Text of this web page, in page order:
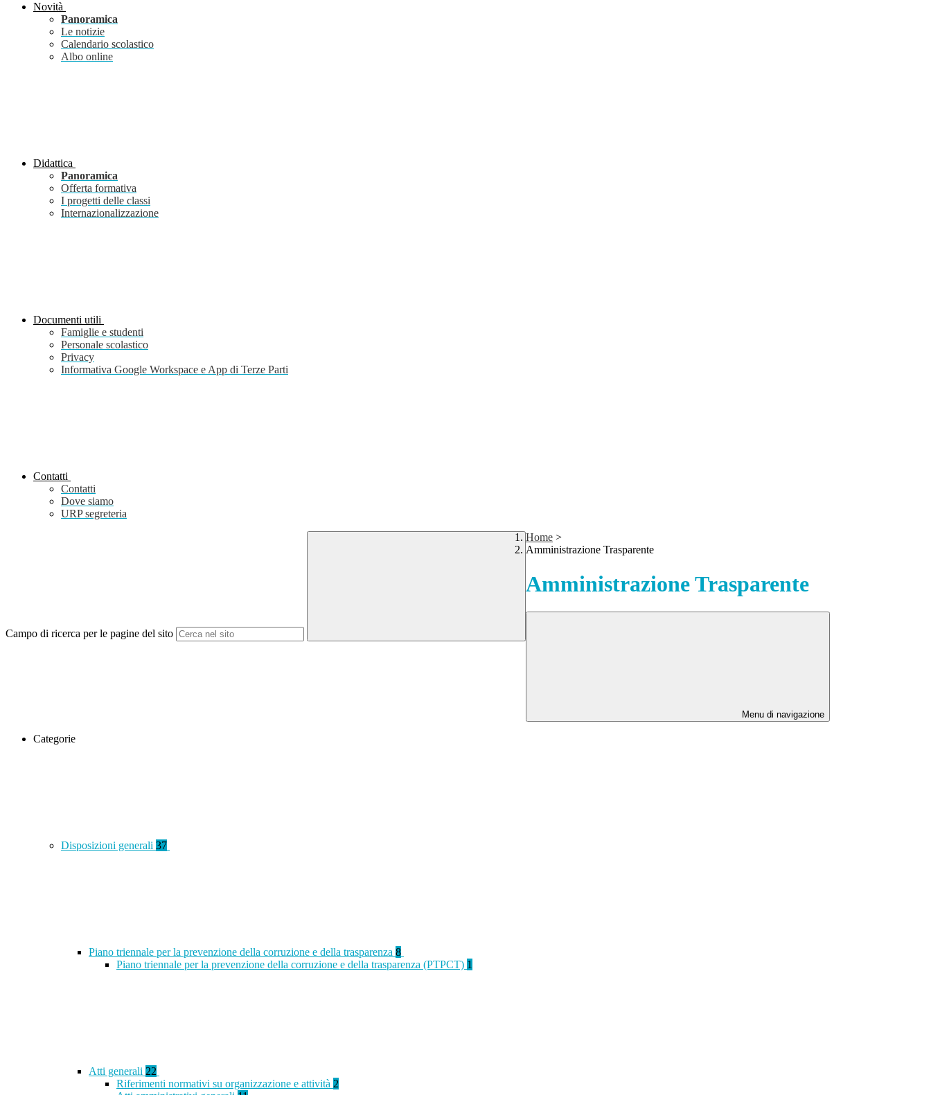
Novità
Panoramica
Le notizie
Calendario scolastico
Albo online
Didattica
Panoramica
Offerta formativa
I progetti delle classi
Internazionalizzazione
Documenti utili
Famiglie e studenti
Personale scolastico
Privacy
Informativa Google Workspace e App di Terze Parti
Contatti
Contatti
Dove siamo
URP segreteria
Campo di ricerca per le pagine del sito
Home >
Amministrazione Trasparente
Amministrazione Trasparente
Menu di navigazione
Categorie
Disposizioni generali 37
Piano triennale per la prevenzione della corruzione e della trasparenza 8
Piano triennale per la prevenzione della corruzione e della trasparenza (PTPCT) 1
Atti generali 22
Riferimenti normativi su organizzazione e attività 2